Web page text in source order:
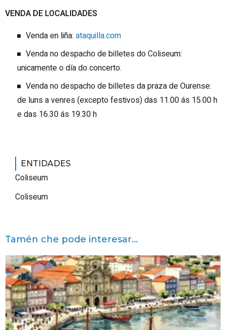
VENDA DE LOCALIDADES
Venda en liña: ataquilla.com
Venda no despacho de billetes do Coliseum:
unicamente o día do concerto.
Venda no despacho de billetes da praza de Ourense:
de luns a venres (excepto festivos) das 11.00 ás 15.00 h
e das 16.30 ás 19.30 h
ENTIDADES
Coliseum
Coliseum
Tamén che pode interesar...